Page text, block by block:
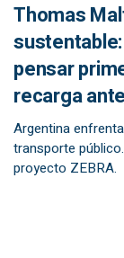
Thomas
pensar
recarga
Argentina
transporte
proyecto ZEBRA.